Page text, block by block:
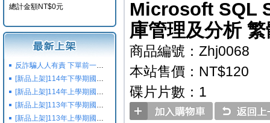
總計金額NT$0元
反詐騙人人有責 下單前一定要注意
[新品上架]114年下學期國小國中高中命題光碟,校用卷,習作
[新品上架]114年上學期國小國中高中命題光碟,校用卷,習作
[新品上架]113年下學期國小國中高中命題光碟,校用卷,習作
[新品上架]113年上學期國小國中高中命題光碟,校用卷,習作
Microsoft SQL
庫管理及分析
商品編號：Zhj0068
本站售價：NT$120
碟片片數：1